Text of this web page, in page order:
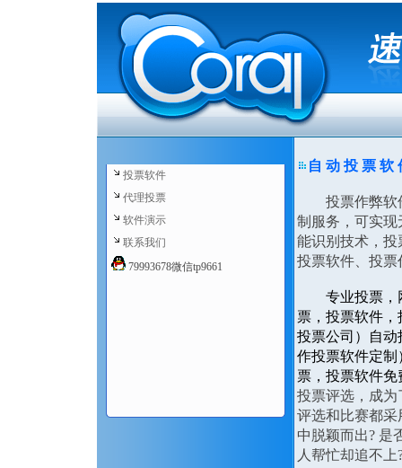
投票软件
代理投票
软件演示
联系我们
79993678微信tp9661
自 动 投 票 软
投票作弊软件
制服务，可实
能识别技术，投
投票软件、投
专业投票，
票，投票软件
投票公司）自
作投票软件定制
票，投票软件免
投票评选，成
评选和比赛都
中脱颖而出? 是
人帮忙却追不上